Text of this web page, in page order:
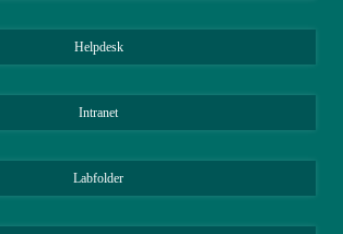
Helpdesk
Intranet
Labfolder